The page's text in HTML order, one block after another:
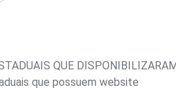
QUE
que possuem website